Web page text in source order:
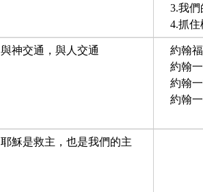
3.我
4.抓
與神交通，與人交通
約翰
約翰
約翰
約翰
耶穌是救主，也是我們的主